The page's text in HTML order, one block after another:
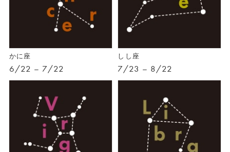
かに座
6/22 – 7/22
しし座
7/23 – 8/22